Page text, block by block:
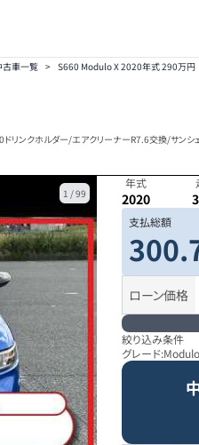
古車一覧 > S660 Modulo X 2020年式 290万円
リンクホルダー/エアクリーナーR7.6交換/サンシ
1 /99
年式
2020
支払総額
ローン価格
絞り込み条件
グレード: